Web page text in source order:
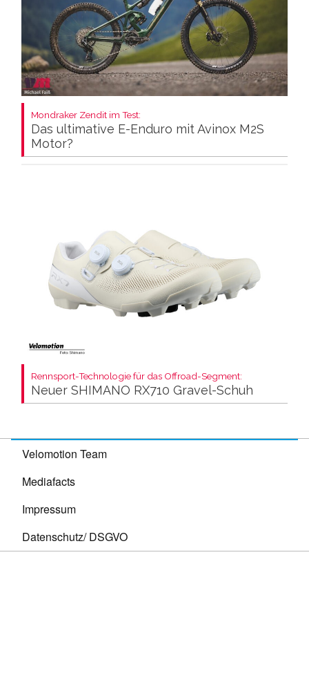
Mondraker Zendit im Test:
Das ultimative E-Enduro mit Avinox M2S
Motor?
Rennsport-Technologie für das Offroad-Segment:
Neuer SHIMANO RX710 Gravel-Schuh
Velomotion Team
Mediafacts
Impressum
Datenschutz/ DSGVO